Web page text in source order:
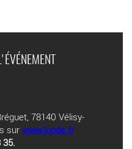
78140 Vélisy-
sur www.londe.fr
35.